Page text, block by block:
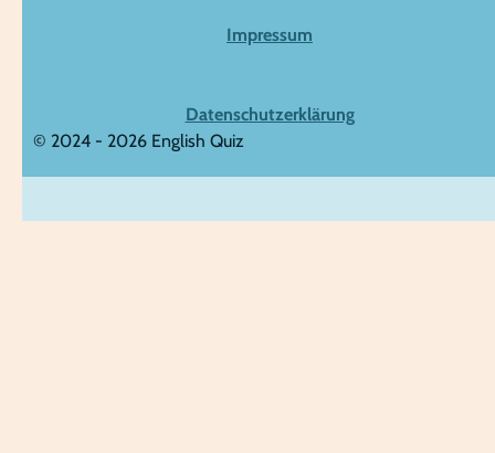
Impressum
Datenschutzerklärung
© 2024 - 2026 English Quiz